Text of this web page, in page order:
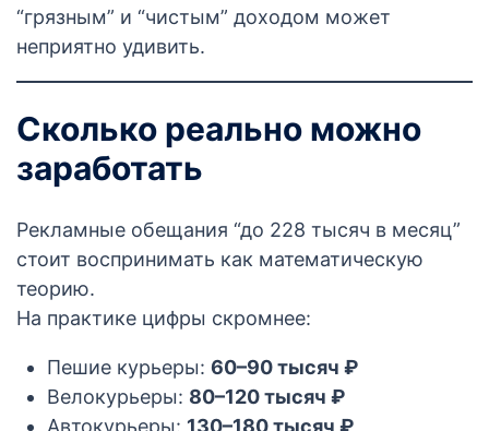
“грязным” и “чистым” доходом может
неприятно удивить.
Сколько реально можно
заработать
Рекламные обещания “до 228 тысяч в месяц”
стоит воспринимать как математическую
теорию.
На практике цифры скромнее:
Пешие курьеры: 60–90 тысяч ₽
Велокурьеры: 80–120 тысяч ₽